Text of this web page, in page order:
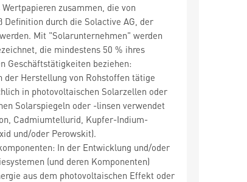
zusammen, die von
durch die Solactive AG, der
Mit "Solarunternehmen" werden
die mindestens 50 % ihres
Geschäftstätigkeiten beziehen:
der Herstellung von Rohstoffen tätige
in photovoltaischen Solarzellen oder
Solarspiegeln oder -linsen verwendet
Cadmiumtellurid, Kupfer-Indium-
und/oder Perowskit).
In der Entwicklung und/oder
(und deren Komponenten)
aus dem photovoltaischen Effekt oder